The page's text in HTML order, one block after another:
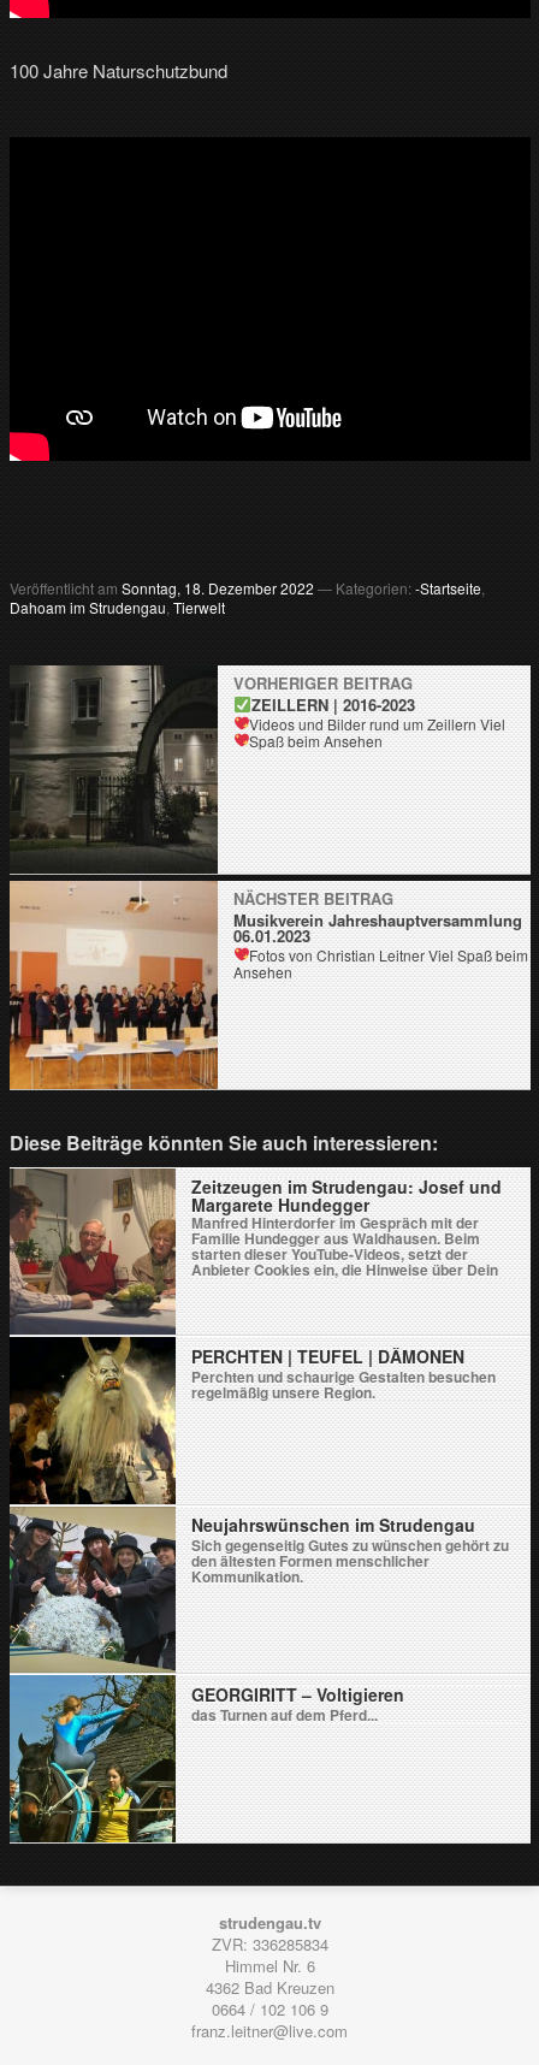
100 Jahre Naturschutzbund
Veröffentlicht am Sonntag, 18. Dezember 2022 — Kategorien:-Startseite,
Dahoam im Strudengau,Tierwelt
VORHERIGER BEITRAG
ZEILLERN | 2016-2023
Videos und Bilder rund um ZeillernViel
Spaß beim Ansehen
NÄCHSTER BEITRAG
Musikverein Jahreshauptversammlung
06.01.2023
Fotos von Christian LeitnerViel Spaß beim
Ansehen
Diese Beiträge könnten Sie auch interessieren:
Zeitzeugen im Strudengau: Josef und
Margarete Hundegger
Manfred Hinterdorfer im Gespräch mit der
Familie Hundegger aus Waldhausen. Beim
starten dieser YouTube-Videos, setzt der
Anbieter Cookies ein, die Hinweise über Dein
Nutzerverhalten sammelt.Klicke auf Video laden
wenn Du damit einverstanden bist.Durch das
Laden des Videos akzeptierst Du die
Datenschutzerklärung von YouTube.Weitere
Informationen zur Datenschutzrichtlinie von
YouTube findest Du hier: Google - Privacy & […]
PERCHTEN | TEUFEL | DÄMONEN
Perchten und schaurige Gestalten besuchen
regelmäßig unsere Region.
Neujahrswünschen im Strudengau
Sich gegenseitig Gutes zu wünschen gehört zu
den ältesten Formen menschlicher
Kommunikation.
GEORGIRITT – Voltigieren
das Turnen auf dem Pferd...
strudengau.tv
ZVR: 336285834
Himmel Nr. 6
4362 Bad Kreuzen
0664 / 102 106 9
franz.leitner@live.com